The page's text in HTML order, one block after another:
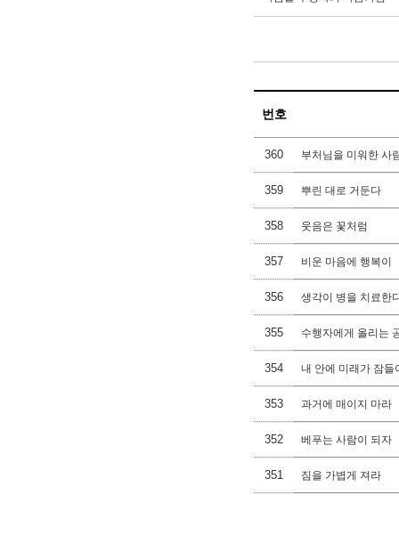
번호
360 부처님을 미워한 사
359 뿌린 대로 거둔다
358 웃음은 꽃처럼
357 비운 마음에 행복이
356 생각이 병을 치료한
355 수행자에게 올리는
354 내 안에 미래가 잠
353 과거에 매이지 마라
352 베푸는 사람이 되자
351 짐을 가볍게 져라